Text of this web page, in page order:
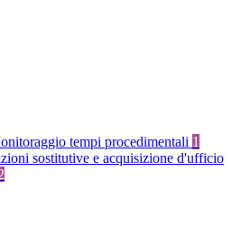
tempi procedimentali 1
sostitutive e acquisizione d'ufficio